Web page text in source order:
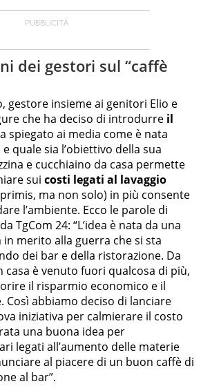
dei gestori sul “caffè
gestore insieme ai genitori Elio e
che ha deciso di introdurre il
spiegato ai media come è nata
quale sia l’obiettivo della sua
e cucchiaino da casa permette
sui costi legati al lavaggio
ma non solo) in più consente
l’ambiente. Ecco le parole di
TgCom 24: “L’idea è nata da una
merito alla guerra che si sta
dei bar e della ristorazione. Da
casa è venuto fuori qualcosa di più,
il risparmio economico e il
Così abbiamo deciso di lanciare
iniziativa per calmierare il costo
una buona idea per
legati all’aumento delle materie
al piacere di un buon caffè di
al bar”.